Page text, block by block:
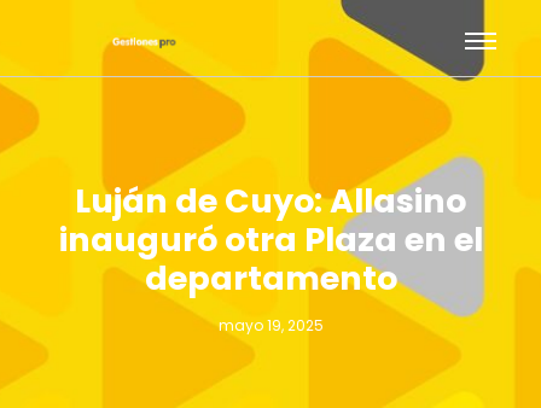
Luján de Cuyo: Allasino
inauguró otra Plaza en el
departamento
mayo 19, 2025